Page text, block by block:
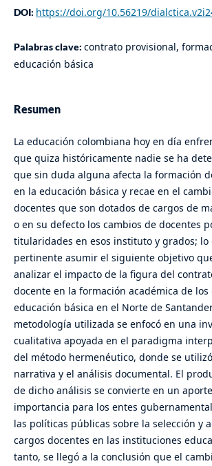
DOI: https://doi.org/10.56219/
Palabras clave: contrato provisional,
educación básica
Resumen
La educación colombiana hoy en día
que quiza históricamente nadie se ha
que sin duda alguna afecta la formación
en la educación básica y recae en el
docentes que son dotados de cargos de
o en su defecto los cambios de docentes
titularidades en esos instituto y grados; lo
pertinente asumir el siguiente objetivo
analizar el impacto de la figura del
docente en la formación académica de
educación básica en el Norte de
metodología utilizada se enfocó en una
cualitativa apoyada en el paradigma
del método hermenéutico, donde se
narrativa y el análisis documental. El
de dicho análisis se convierte en un
importancia para los entes
las políticas públicas sobre la selección y
cargos docentes en las instituciones
tanto, se llegó a la conclusión que el